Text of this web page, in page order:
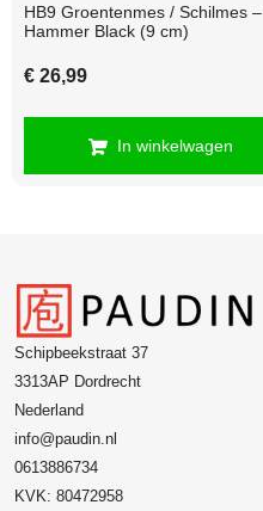
HB9 Groentenmes / Schilmes –
Hammer Black (9 cm)
€ 26,99
In winkelwagen
Schipbeekstraat 37
3313AP Dordrecht
Nederland
info@paudin.nl
0613886734
KVK: 80472958